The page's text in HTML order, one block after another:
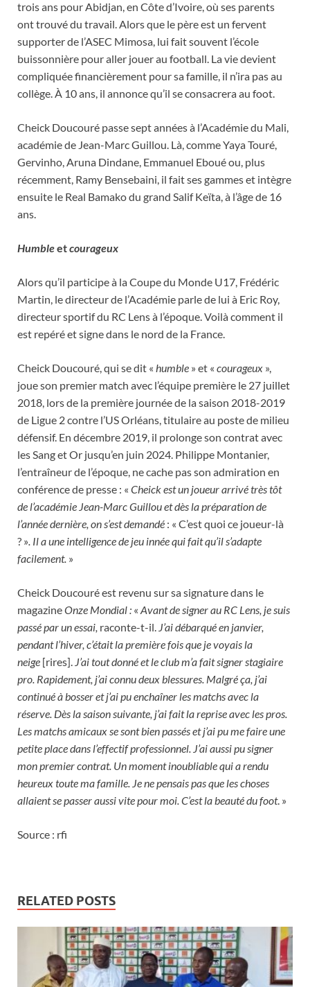
trois ans pour Abidjan, en Côte d’Ivoire, où ses parents
ont trouvé du travail. Alors que le père est un fervent
supporter de l’ASEC Mimosa, lui fait souvent l’école
buissonnière pour aller jouer au football. La vie devient
compliquée financièrement pour sa famille, il n’ira pas au
collège. À 10 ans, il annonce qu’il se consacrera au foot.
Cheick Doucouré passe sept années à l’Académie du Mali,
académie de Jean-Marc Guillou. Là, comme Yaya Touré,
Gervinho, Aruna Dindane, Emmanuel Eboué ou, plus
récemment, Ramy Bensebaini, il fait ses gammes et intègre
ensuite le Real Bamako du grand Salif Keïta, à l’âge de 16
ans.
Humbleetcourageux
Alors qu’il participe à la Coupe du Monde U17, Frédéric
Martin, le directeur de l’Académie parle de lui à Eric Roy,
directeur sportif du RC Lens à l’époque. Voilà comment il
est repéré et signe dans le nord de la France.
Cheick Doucouré, qui se dit « humble » et « courageux »,
joue son premier match avec l’équipe première le 27 juillet
2018, lors de la première journée de la saison 2018-2019
de Ligue 2 contre l’US Orléans, titulaire au poste de milieu
défensif. En décembre 2019, il prolonge son contrat avec
les Sang et Or jusqu’en juin 2024. Philippe Montanier,
l’entraîneur de l’époque, ne cache pas son admiration en
conférence de presse : « Cheick est un joueur arrivé très tôt
de l’académie Jean-Marc Guillou et dès la préparation de
l’année dernière, on s’est demandé : « C’est quoi ce joueur-là
? » . Il a une intelligence de jeu innée qui fait qu’il s’adapte
facilement. »
Cheick Doucouré est revenu sur sa signature dans le
magazineOnze Mondial : « Avant de signer au RC Lens, je suis
passé par un essai, raconte-t-il. J’ai débarqué en janvier,
pendant l’hiver, c’était la première fois que je voyais la
neige [rires]. J’ai tout donné et le club m’a fait signer stagiaire
pro. Rapidement, j’ai connu deux blessures. Malgré ça, j’ai
continué à bosser et j’ai pu enchaîner les matchs avec la
réserve. Dès la saison suivante, j’ai fait la reprise avec les pros.
Les matchs amicaux se sont bien passés et j’ai pu me faire une
petite place dans l’effectif professionnel. J’ai aussi pu signer
mon premier contrat. Un moment inoubliable qui a rendu
heureux toute ma famille. Je ne pensais pas que les choses
allaient se passer aussi vite pour moi. C’est la beauté du foot. »
Source : rfi
RELATED POSTS